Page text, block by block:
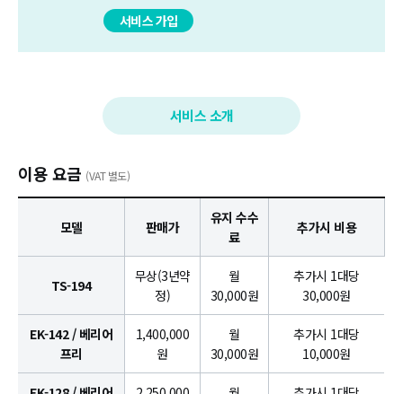
서비스 가입
서비스 소개
이용 요금 (VAT 별도)
모델 판매가
유지 수수
료
추가시 비용
TS-194
무상(3년약
정)
월
30,000원
추가시 1대당
30,000원
EK-142 / 베리어
프리
1,400,000
원
월
30,000원
추가시 1대당
10,000원